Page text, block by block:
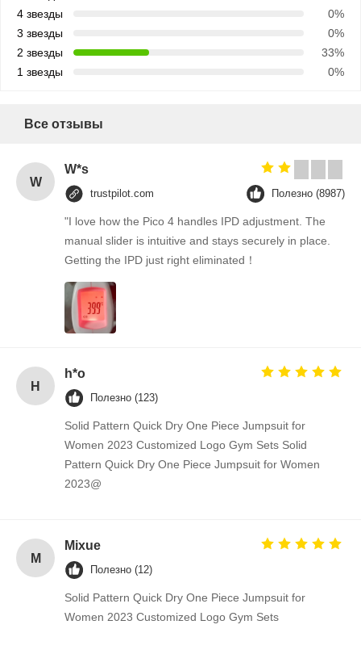
4 звезды
0%
3 звезды
0%
2 звезды
33%
1 звезды
0%
Все отзывы
W
W*s
trustpilot.com Полезно (8987)
"I love how the Pico 4 handles IPD adjustment. The
manual slider is intuitive and stays securely in place.
Getting the IPD just right eliminated！
H
h*o
Полезно (123)
Solid Pattern Quick Dry One Piece Jumpsuit for
Women 2023 Customized Logo Gym Sets Solid
Pattern Quick Dry One Piece Jumpsuit for Women
2023@
M
Mixue
Полезно (12)
Solid Pattern Quick Dry One Piece Jumpsuit for
Women 2023 Customized Logo Gym Sets